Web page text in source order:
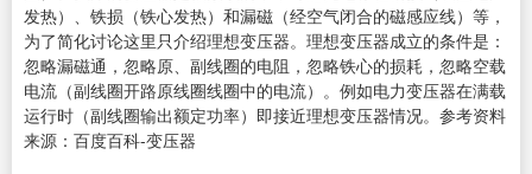
发热）、铁损（铁心发热）和漏磁（经空气闭合的磁感应线）等，
为了简化讨论这里只介绍理想变压器。理想变压器成立的条件是：
忽略漏磁通，忽略原、副线圈的电阻，忽略铁心的损耗，忽略空载
电流（副线圈开路原线圈线圈中的电流）。例如电力变压器在满载
运行时（副线圈输出额定功率）即接近理想变压器情况。参考资料
来源：百度百科-变压器